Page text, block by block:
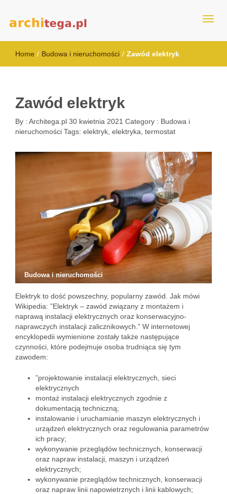
architega.pl
Home / Budowa i nieruchomości / Zawód elektryk
Zawód elektryk
By : Architega.pl 30 kwietnia 2021 Category : Budowa i
nieruchomości Tags: elektryk elektryka termostat
Budowa i nieruchomości
Elektryk to dość powszechny, popularny zawód. Jak mówi
Wikipedia: ”Elektryk – zawód związany z montażem i
naprawą instalacji elektrycznych oraz konserwacyjno-
naprawczych instalacji zalicznikowych.” W internetowej
encyklopedii wymienione zostały także następujące
czynności, które podejmuje osoba trudniąca się tym
zawodem:
”projektowanie instalacji elektrycznych, sieci
elektrycznych
montaż instalacji elektrycznych zgodnie z
dokumentacją techniczną;
instalowanie i uruchamianie maszyn elektrycznych i
urządzeń elektrycznych oraz regulowania parametrów
ich pracy;
wykonywanie przeglądów technicznych, konserwacji
oraz napraw instalacji, maszyn i urządzeń
elektrycznych;
wykonywanie przeglądów technicznych, konserwacji
oraz napraw linii napowietrznych i linii kablowych;